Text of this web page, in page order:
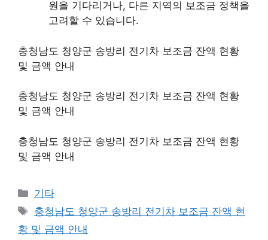
원을 기다리거나, 다른 지역의 보조금 정책을
고려할 수 있습니다.
충청남도 청양군 송방리 전기차 보조금 잔액 현황
및 금액 안내
충청남도 청양군 송방리 전기차 보조금 잔액 현황
및 금액 안내
충청남도 청양군 송방리 전기차 보조금 잔액 현황
및 금액 안내
Categories
기타
Tags
충청남도 청양군 송방리 전기차 보조금 잔액 현
황 및 금액 안내